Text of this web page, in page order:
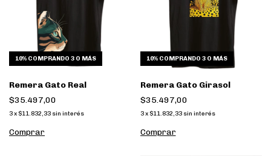
10% COMPRANDO 3 O MÁS
Remera Gato Real
$35.497,00
3x $11.832,33 sin interés
Comprar
10% COMPRANDO 3 O MÁS
Remera Gato Girasol
$35.497,00
3 x $11.832,33 sin interés
Comprar